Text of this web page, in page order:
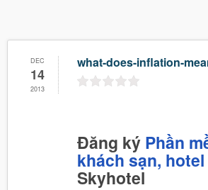
DEC
14
2013
what-does-inflation-
Đăng ký Phần
khách sạn,
Skyhotel